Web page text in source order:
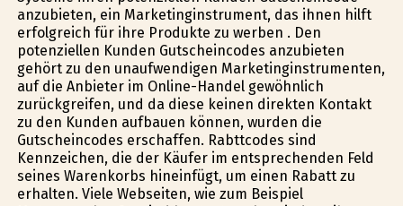
anzubieten, ein Marketinginstrument, das ihnen hilft
erfolgreich für ihre Produkte zu werben . Den
potenziellen Kunden Gutscheincodes anzubieten
gehört zu den unaufwendigen Marketinginstrumenten,
auf die Anbieter im Online-Handel gewöhnlich
zurückgreifen, und da diese keinen direkten Kontakt
zu den Kunden aufbauen können, wurden die
Gutscheincodes erschaffen. Rabttcodes sind
Kennzeichen, die der Käufer im entsprechenden Feld
seines Warenkorbs hineinfügt, um einen Rabatt zu
erhalten. Viele Webseiten, wie zum Beispiel